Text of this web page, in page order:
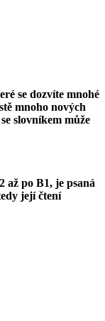
se dozvíte mnohé
mnoho nových
slovníkem může
až po B1, je psaná
její čtení